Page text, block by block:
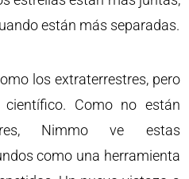
están más separadas.
los extraterrestres, pero
Como no están
Nimmo ve estas
como una herramienta